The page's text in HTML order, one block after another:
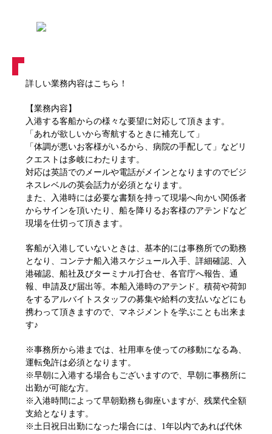
詳しい業務内容はこちら！
【業務内容】
入港する客船からの様々な要望に対応して頂きます。
「あれが欲しいから寄航するときに補充して」
「体調が悪いお客様がいるから、病院の手配して」などリ
クエストは多岐にわたります。
対応は英語でのメールや電話がメインとなりますのでビジ
ネスレベルの英会話力が必須となります。
また、入港時には必要な書類を持って現場へ向かい関係者
からサインを頂いたり、船を降りるお客様のアテンドなど
現場を仕切って頂きます。
客船が入港していないときは、基本的には事務所での勤務
となり、コンテナ船入港スケジュール入手、詳細確認、入
港確認、船社及びターミナル打合せ、各官庁へ報告、通
報、申請及び届出等。本船入港時のアテンド。積荷や荷卸
をするアルバイトスタッフの募集や給料の支払いなどにも
携わって頂きますので、マネジメントを学ぶことも出来ま
す♪
※事務所から港までは、社用車を使っての移動になる為、
運転免許は必須となります。
※早朝に入港する場合もございますので、早朝に事務所に
出勤が可能な方。
※入港時間によって早朝勤務も御座いますが、残業代全額
支給となります。
※土日祝日出勤になった場合には、1年以内であれば代休